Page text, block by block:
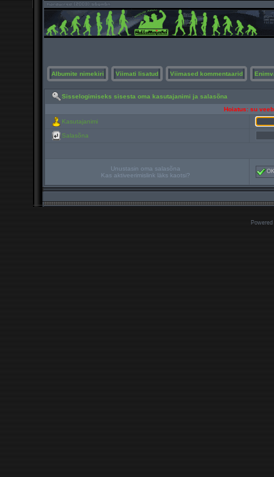
Albumite nimekiri Viimati lisatud Viimased kommentaarid
Sisselogimiseks sisesta oma kasutajanimi ja salasõna
Hoiatus: su
Kasutajanimi
Salasõna
Unustasin oma salasõna
Kas aktiveerimislink läks kaotsi?
OK